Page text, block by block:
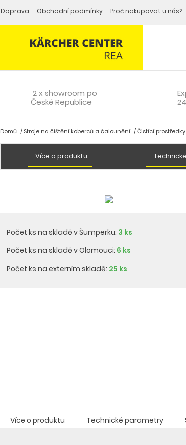
Doprava Obchodní podmínky Proč nakupovat u nás?
2 x showroom po
České Republice
Domů Stroje na čištění koberců a čalounění Čistící prostředky
Více o produktu
Počet ks na skladě v Šumperku: 3 ks
Počet ks na skladě v Olomouci: 6 ks
Počet ks na externím skladě: 25 ks
Více o produktu Technické parametry